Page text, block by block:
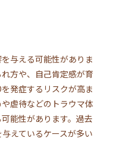
与える可能性がありま
方や、自己肯定感が育
発症するリスクが高ま
虐待などのトラウマ体
能性があります。過去
えているケースが多い